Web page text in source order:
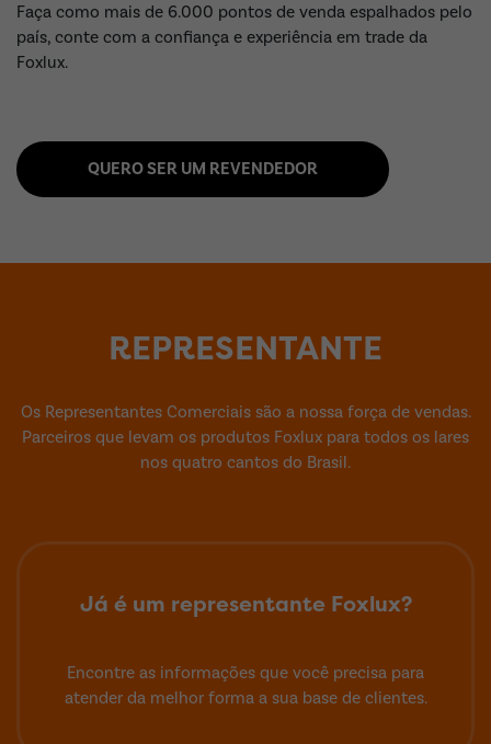
Faça como mais de 6.000 pontos de venda espalhados pelo
país, conte com a confiança e experiência em trade da
Foxlux.
QUERO SER UM REVENDEDOR
REPRESENTANTE
Os Representantes Comerciais são a nossa força de vendas.
Parceiros que levam os produtos Foxlux para todos os lares
nos quatro cantos do Brasil.
Já é um representante Foxlux?
Encontre as informações que você precisa para
atender da melhor forma a sua base de clientes.